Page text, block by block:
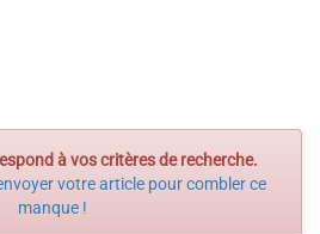
à vos critères de recherche.
votre article pour combler ce
manque !